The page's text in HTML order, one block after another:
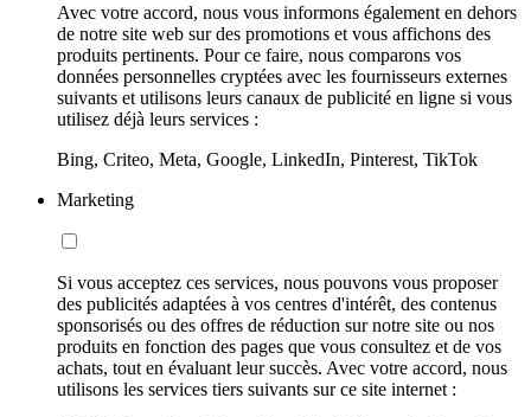
Avec votre accord, nous vous informons également en dehors
de notre site web sur des promotions et vous affichons des
produits pertinents. Pour ce faire, nous comparons vos
données personnelles cryptées avec les fournisseurs externes
suivants et utilisons leurs canaux de publicité en ligne si vous
utilisez déjà leurs services :
Bing, Criteo, Meta, Google, LinkedIn, Pinterest, TikTok
Marketing
Si vous acceptez ces services, nous pouvons vous proposer
des publicités adaptées à vos centres d'intérêt, des contenus
sponsorisés ou des offres de réduction sur notre site ou nos
produits en fonction des pages que vous consultez et de vos
achats, tout en évaluant leur succès. Avec votre accord, nous
utilisons les services tiers suivants sur ce site internet :